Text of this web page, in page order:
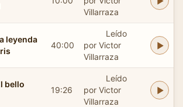
Villarraza
leyenda
40:00
Leído
por Victor
Villarraza
bello
19:26
Leído
por Victor
Villarraza